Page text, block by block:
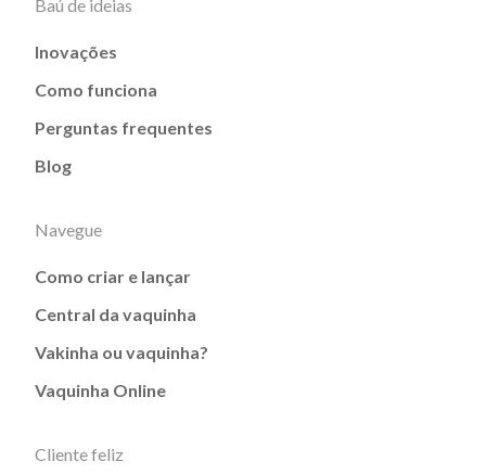
Baú de ideias
Inovações
Como funciona
Perguntas frequentes
Blog
Navegue
Como criar e lançar
Central da vaquinha
Vakinha ou vaquinha?
Vaquinha Online
Cliente feliz